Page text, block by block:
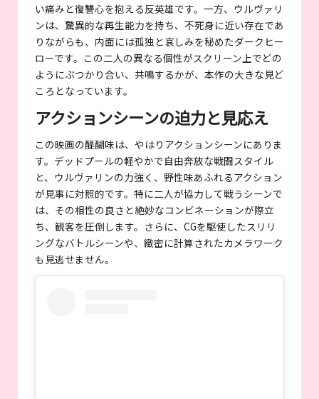
い痛みと復讐心を抱える反英雄です。一方、ウルヴァリ
ンは、驚異的な再生能力を持ち、不死身に近い存在であ
りながらも、内面には孤独と哀しみを秘めたダークヒー
ローです。この二人の異なる個性がスクリーン上でどの
ようにぶつかり合い、共鳴するかが、本作の大きな見ど
ころとなっています。
アクションシーンの迫力と見応え
この映画の醍醐味は、やはりアクションシーンにありま
す。デッドプールの軽やかで自由奔放な戦闘スタイル
と、ウルヴァリンの力強く、野性味あふれるアクション
が見事に対照的です。特に二人が協力して戦うシーンで
は、その相性の良さと絶妙なコンビネーションが際立
ち、観客を圧倒します。さらに、CGを駆使したスリリ
ングなバトルシーンや、緻密に計算されたカメラワーク
も見逃せません。